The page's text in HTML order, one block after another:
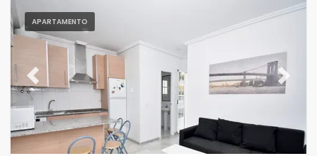
APARTAMENTO
Previous Next